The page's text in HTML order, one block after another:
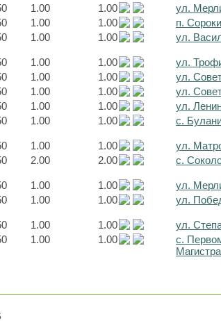
1.00 1.00 ул.
1.00 1.00 п.
1.00 1.00 ул.
1.00 1.00 ул.
1.00 1.00 ул.
1.00 1.00 ул.
1.00 1.00 ул.
1.00 1.00 с.
1.00 1.00 ул.
2.00 2.00 с.
1.00 1.00 ул.
1.00 1.00 ул.
1.00 1.00 ул.
1.00 1.00
с.